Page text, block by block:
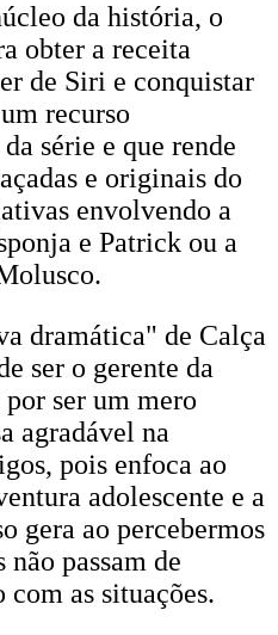
da história, o
obter a receita
de Siri e conquistar
recurso
série e que rende
e originais do
envolvendo a
e Patrick ou a
dramática" de Calça
ser o gerente da
ser um mero
agradável na
pois enfoca ao
adolescente e a
gera ao percebermos
passam de
as situações.